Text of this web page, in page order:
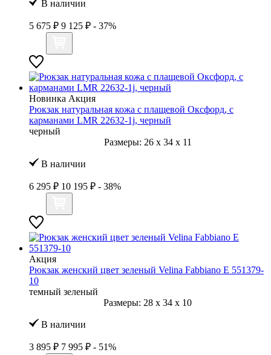
В наличии
5 675 ₽ 9 125 ₽ - 37%
Новинка Акция
Рюкзак натуральная кожа с плащевой Оксфорд, с
карманами LMR 22632-1j, черный
черный
Размеры: 26 x 34 x 11
В наличии
6 295 ₽ 10 195 ₽ - 38%
Акция
Рюкзак женский цвет зеленый Velina Fabbiano E 551379-
10
темный зеленый
Размеры: 28 x 34 x 10
В наличии
3 895 ₽ 7 995 ₽ - 51%